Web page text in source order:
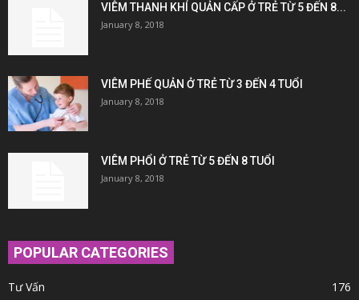
VIÊM THANH KHÍ QUẢN CẤP Ở TRẺ TỪ 5 ĐẾN 8...
January 8, 2018
VIÊM PHẾ QUẢN Ở TRẺ TỪ 3 ĐẾN 4 TUỔI
January 8, 2018
VIÊM PHỔI Ở TRẺ TỪ 5 ĐẾN 8 TUỔI
January 8, 2018
POPULAR CATEGORIES
Tư Vấn 176